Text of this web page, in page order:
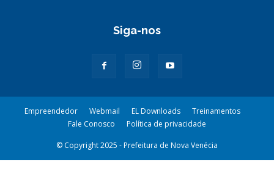
Siga-nos
Empreendedor Webmail EL Downloads
Treinamentos
Fale Conosco
Política de privacidade
© Copyright 2025 - Prefeitura de Nova Venécia